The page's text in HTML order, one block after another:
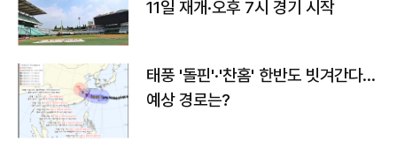
11일 재개·오후 7시 경기 시작
태풍 '돌핀'·'찬홈' 한반도 빗겨간다…
예상 경로는?